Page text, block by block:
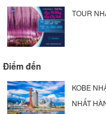
TOUR
Điểm đến
KOBE
NHẤT